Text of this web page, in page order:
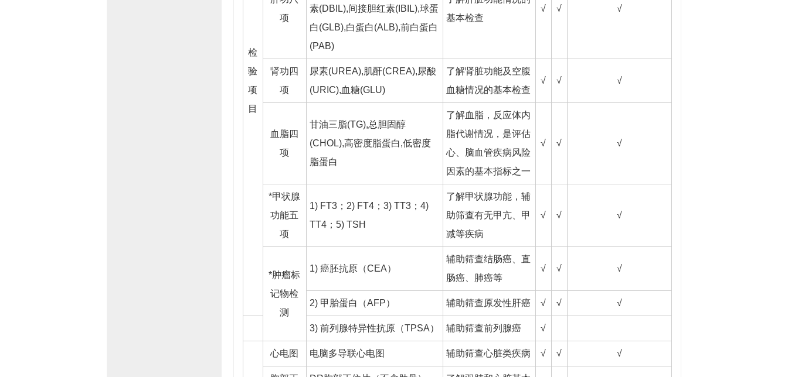
检
验
项
目
项
素(DBIL),间接胆红素(IBIL),球蛋
白(GLB),白蛋白(ALB),前白蛋白
(PAB)
基本检查
√ √ √
肾功四
项
尿素(UREA),肌酐(CREA),尿酸
(URIC),血糖(GLU)
了解肾脏功能及空腹
血糖情况的基本检查
√ √ √
血脂四
项
甘油三脂(TG),总胆固醇
(CHOL),高密度脂蛋白,低密度
脂蛋白
了解血脂，反应体内
脂代谢情况，是评估
心、脑血管疾病风险
因素的基本指标之一
√ √ √
*甲状腺
功能五
项
1) FT3；2) FT4；3) TT3；4)
TT4；5) TSH
了解甲状腺功能，辅
助筛查有无甲亢、甲
减等疾病
√ √ √
*肿瘤标
记物检
测
1) 癌胚抗原（CEA）
辅助筛查结肠癌、直
肠癌、肺癌等
√ √ √
2) 甲胎蛋白（AFP） 辅助筛查原发性肝癌 √ √ √
3) 前列腺特异性抗原（TPSA） 辅助筛查前列腺癌 √
心电图 电脑多导联心电图 辅助筛查心脏类疾病 √ √ √